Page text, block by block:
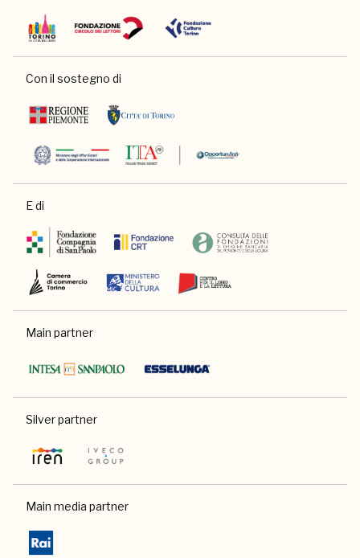
Con il sostegno di
E di
Main partner
Silver partner
Main media partner